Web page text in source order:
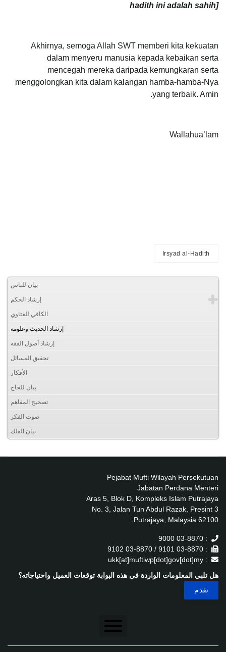
hadith ini adalah sahih]
Akhirnya, semoga Allah SWT memberi kita kekuatan
dalam menyeru manusia kepada kebaikan serta
mencegah mereka daripada kemungkaran serta
menggolongkan kita dalam kalangan hamba-hamba-Nya
yang terbaik. Amin.
Wallahua’lam
Irsyad al-Hadith
بيان للناس
إرشاد الحكم
الكافي للفتاوي
إرشاد الحديث وعلومه
إرشاد أصول الفقه
تحقيق المسائل
الأفكار
بيان للحاج
تصحيح المفاهم
صوت الفكر
بيان الفلك
Pejabat Mufti Wilayah Persekutuan
Jabatan Perdana Menteri
Aras 5, Blok D, Kompleks Islam Putrajaya
No. 3, Jalan Tun Abdul Razak, Presint 3
62100 Putrajaya, Malaysia.
: 03-8870 9000
: 03-8870 9101 / 03-8870 9102
: ukk[at]muftiwp[dot]gov[dot]my
هل تلبي المعلومات الواردة في هذه البوابة توقعات العميل واحتياجاته؟
تنصل